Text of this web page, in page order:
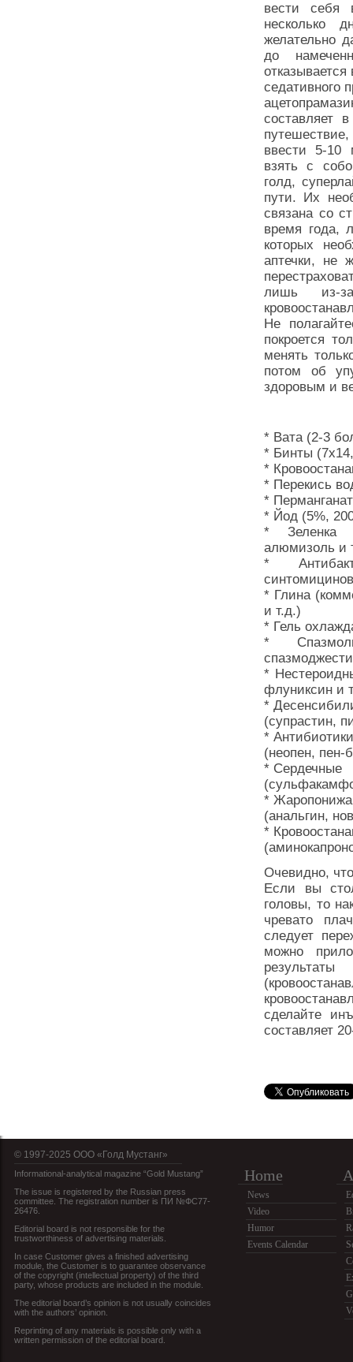
вести себя
несколько
желательно
до
седативного
составляет
ввести 5-10
взять с
голд,
пути. Их
связана со
время года,
которых
аптечки, не
лишь из-
Не
покроется
менять
потом об
здоровым и
* Вата (2-3
* Бинты
*
* Перекись
*
* Йод (5%,
* Зеленка
алюмизоль и
*
* Глина
и т.д.)
* Гель
*
*
флуниксин и
*
(супрастин,
*
(неопен, пен-
* Сердечные
*
(анальгин,
*
Очевидно,
Если вы
головы, то
чревато
следует
можно
сделайте
составляет
© 1997-2025 OOO «Голд Мустанг»
Informational-analytical magazine “Gold Mustang”
The issue is registered by the Russian press
committee. The registration number is ПИ №ФС77-
26476.
Editorial board is not responsible for the
trustworthiness of advertising materials.
In case Customer gives a finished advertising
module, the Customer is to guarantee observance
of the copyright (intellectual property) of the third
party, whose products are included in the module.
The editorial board’s opinion is not usually coincides
with the authors’ opinion.
Reprinting of any materials is possible only with a
written permission of the editorial board.
Home
News
Video
Humor
Events Calendar